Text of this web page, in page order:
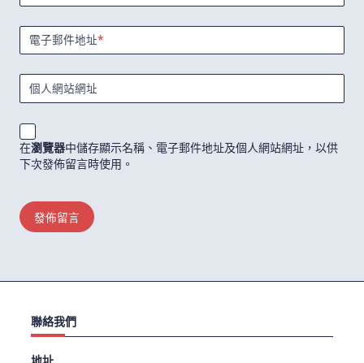
電子郵件地址*
個人網站網址
在瀏覽器中儲存顯示名稱、電子郵件地址及個人網站網址，以供
下次發佈留言時使用。
聯絡我們